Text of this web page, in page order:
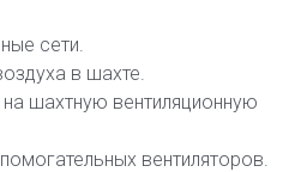
сети.
в шахте.
шахтную вентиляционную
вентиляторов.